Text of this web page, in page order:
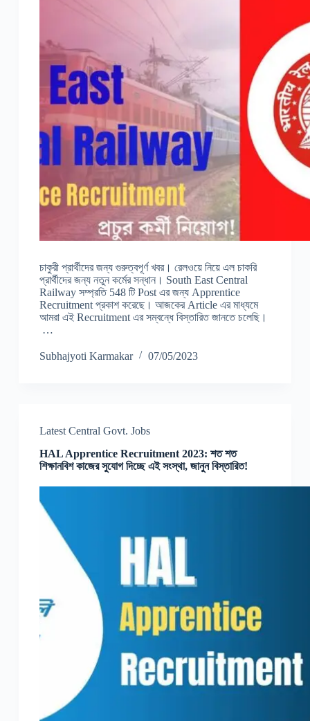
চাকুরী প্রার্থীদের জন্য গুরুত্বপূর্ণ খবর। রেলওয়ে নিয়ে এল চাকরি
প্রার্থীদের জন্য নতুন কর্মের সন্ধান। South East Central
Railway সম্প্রতি 548 টি Post এর জন্য Apprentice
Recruitment প্রকাশ করেছে। আজকের Article এর মাধ্যমে
আমরা এই Recruitment এর সম্বন্ধে বিস্তারিত জানতে চলেছি।
…
Subhajyoti Karmakar 07/05/2023
Latest Central Govt. Jobs
HAL Apprentice Recruitment 2023: শত শত
শিক্ষানবিশ কাজের সুযোগ দিচ্ছে এই সংস্থা, জানুন বিস্তারিত!